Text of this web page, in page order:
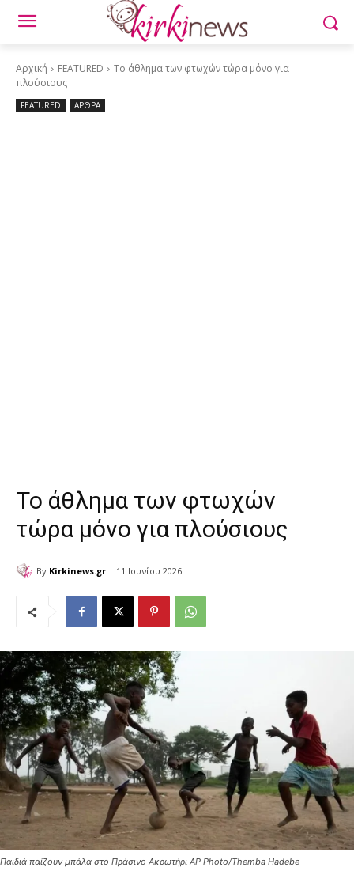
Αρχική FEATURED
Το άθλημα των φτωχών τώρα μόνο για
πλούσιους
FEATURED ΑΡΘΡΑ
Το άθλημα των φτωχών
τώρα μόνο για πλούσιους
By Kirkinews.gr 11 Ιουνίου 2026
Παιδιά παίζουν μπάλα στο Πράσινο Ακρωτήρι AP Photo/Themba Hadebe